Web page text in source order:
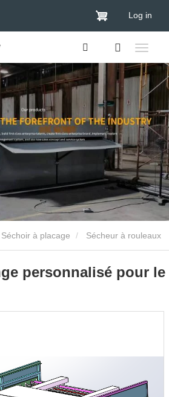
Log in
Séchoir à placage Sécheur à rouleaux
linge personnalisé pour le contreplaqué
personnalisé pour le